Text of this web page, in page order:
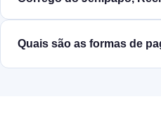
Quais são as formas de